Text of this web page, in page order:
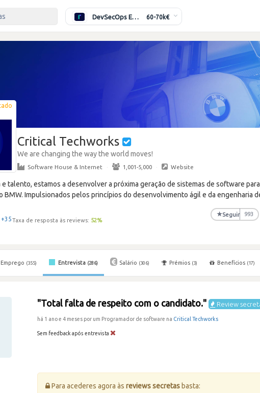
DevSecOps Engineer 60-70k€
Critical Techworks
We are changing the way the world moves!
Software House & Internet · 1,001-5,000 · Website
talento, estamos a desenvolver a próxima geração de sistemas de software
BMW. Impulsionados pelos princípios do desenvolvimento ágil e da engenharia
+35Taxa de resposta às reviews: 52%
★Seguir 993
Emprego (355) Entrevista (286) Salário (306) Prémios (3) Benefícios (17)
"Total falta de respeito com o candidato." Review
há 1 ano e 4 meses por um Programador de software na Critical Techworks
Sem feedback após entrevista
Para acederes agora àsreviews secretas basta: